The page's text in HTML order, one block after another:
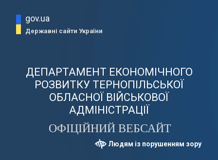
gov.ua
Державні сайти України
ДЕПАРТАМЕНТ ЕКОНОМІЧНОГО
РОЗВИТКУ ТЕРНОПІЛЬСЬКОЇ
ОБЛАСНОЇ ВІЙСЬКОВОЇ
АДМІНІСТРАЦІЇ
ОФІЦІЙНИЙ ВЕБСАЙТ
Людям із порушенням зору